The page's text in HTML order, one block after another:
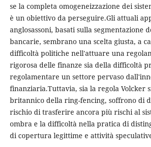
se la completa omogeneizzazione dei
è un obiettivo da perseguire.Gli attuali
anglosassoni, basati sulla segmentazione
bancarie, sembrano una scelta giusta, a
difficoltà politiche nell'attuare una
rigorosa delle finanze sia della difficoltà
regolamentare un settore pervaso
finanziaria.Tuttavia, sia la regola Volcker
britannico della ring-fencing, soffrono di
rischio di trasferire ancora più rischi al
ombra e la difficoltà nella pratica di
di copertura legittime e attività